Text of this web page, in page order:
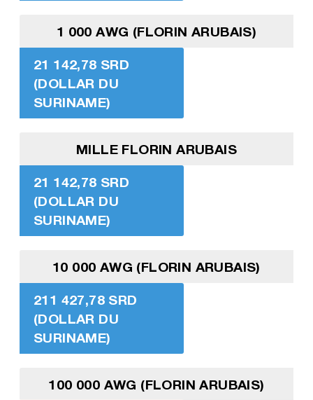
1 000 AWG (FLORIN ARUBAIS)
21 142,78 SRD
(DOLLAR DU
SURINAME)
MILLE FLORIN ARUBAIS
21 142,78 SRD
(DOLLAR DU
SURINAME)
10 000 AWG (FLORIN ARUBAIS)
211 427,78 SRD
(DOLLAR DU
SURINAME)
100 000 AWG (FLORIN ARUBAIS)